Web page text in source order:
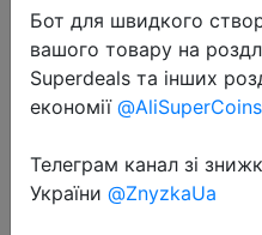
Бот для швидкого
вашого товару на
Superdeals та інших
економії
Телеграм канал зі
України @ZnyzkaUa